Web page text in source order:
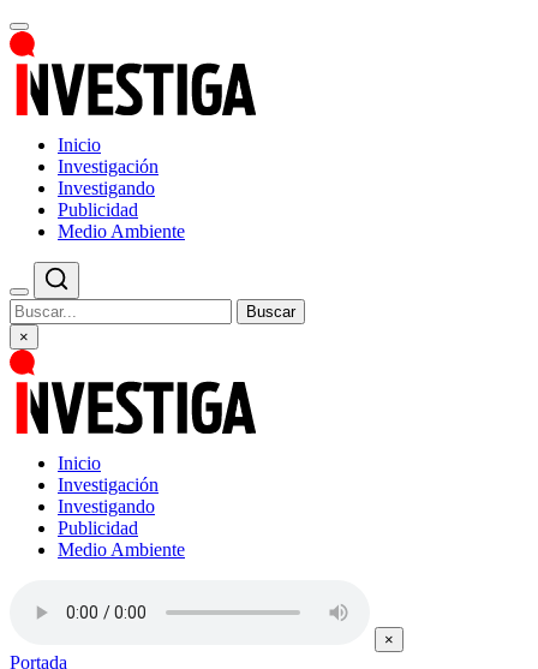
Inicio
Investigación
Investigando
Publicidad
Medio Ambiente
Buscar
×
Inicio
Investigación
Investigando
Publicidad
Medio Ambiente
×
Portada